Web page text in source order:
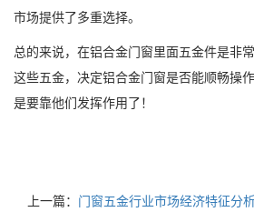
市场提供了多重选择。
总的来说，在铝合金门窗里面五金件是非
这些五金，决定铝合金门窗是否能顺畅操
是要靠他们发挥作用了！
上一篇： 门窗五金行业市场经济特征分